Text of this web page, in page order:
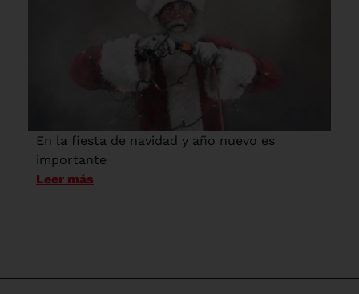
En la fiesta de navidad y año nuevo es
importante
Leer más